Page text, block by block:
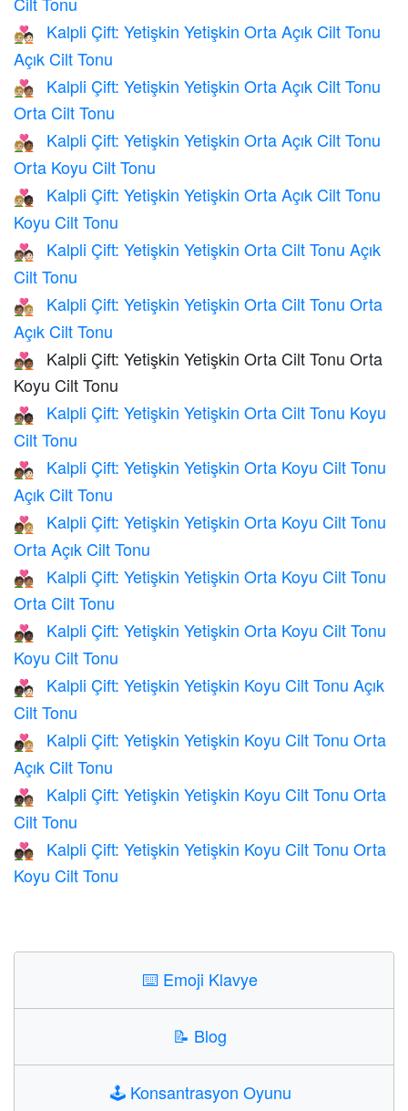
🧑🏼‍❤️‍🧑🏻
Kalpli Çift: Yetişkin Yetişkin Orta Açık Cilt Tonu
Açık Cilt Tonu
🧑🏼‍❤️‍🧑🏽
Kalpli Çift: Yetişkin Yetişkin Orta Açık Cilt Tonu
Orta Cilt Tonu
🧑🏼‍❤️‍🧑🏾
Kalpli Çift: Yetişkin Yetişkin Orta Açık Cilt Tonu
Orta Koyu Cilt Tonu
🧑🏼‍❤️‍🧑🏿
Kalpli Çift: Yetişkin Yetişkin Orta Açık Cilt Tonu
Koyu Cilt Tonu
🧑🏽‍❤️‍🧑🏻
Kalpli Çift: Yetişkin Yetişkin Orta Cilt Tonu Açık
Cilt Tonu
🧑🏽‍❤️‍🧑🏼
Kalpli Çift: Yetişkin Yetişkin Orta Cilt Tonu Orta
Açık Cilt Tonu
🧑🏽‍❤️‍🧑🏾
Kalpli Çift: Yetişkin Yetişkin Orta Cilt Tonu Orta
Koyu Cilt Tonu
🧑🏽‍❤️‍🧑🏿
Kalpli Çift: Yetişkin Yetişkin Orta Cilt Tonu Koyu
Cilt Tonu
🧑🏾‍❤️‍🧑🏻
Kalpli Çift: Yetişkin Yetişkin Orta Koyu Cilt Tonu
Açık Cilt Tonu
🧑🏾‍❤️‍🧑🏼
Kalpli Çift: Yetişkin Yetişkin Orta Koyu Cilt Tonu
Orta Açık Cilt Tonu
🧑🏾‍❤️‍🧑🏽
Kalpli Çift: Yetişkin Yetişkin Orta Koyu Cilt Tonu
Orta Cilt Tonu
🧑🏾‍❤️‍🧑🏿
Kalpli Çift: Yetişkin Yetişkin Orta Koyu Cilt Tonu
Koyu Cilt Tonu
🧑🏿‍❤️‍🧑🏻
Kalpli Çift: Yetişkin Yetişkin Koyu Cilt Tonu Açık
Cilt Tonu
🧑🏿‍❤️‍🧑🏼
Kalpli Çift: Yetişkin Yetişkin Koyu Cilt Tonu Orta
Açık Cilt Tonu
🧑🏿‍❤️‍🧑🏽
Kalpli Çift: Yetişkin Yetişkin Koyu Cilt Tonu Orta
Cilt Tonu
🧑🏿‍❤️‍🧑🏾
Kalpli Çift: Yetişkin Yetişkin Koyu Cilt Tonu Orta
Koyu Cilt Tonu
⌨️ Emoji Klavye
📝 Blog
🕹️ Konsantrasyon Oyunu